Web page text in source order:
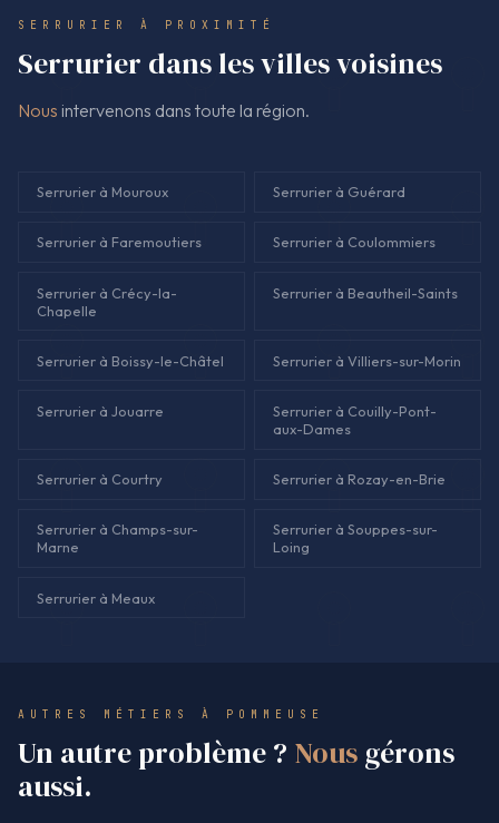
SERRURIER À PROXIMITÉ
Serrurier dans les villes voisines
Nous intervenons dans toute la région.
Serrurier à Mouroux Serrurier à Guérard
Serrurier à Faremoutiers Serrurier à Coulommiers
Serrurier à Crécy-la-
Chapelle
Serrurier à Beautheil-Saints
Serrurier à Boissy-le-Châtel Serrurier à Villiers-sur-Morin
Serrurier à Jouarre
Serrurier à Couilly-Pont-
aux-Dames
Serrurier à Courtry Serrurier à Rozay-en-Brie
Serrurier à Champs-sur-
Marne
Serrurier à Souppes-sur-
Loing
Serrurier à Meaux
AUTRES MÉTIERS À POMMEUSE
Un autre problème ? Nous gérons
aussi.